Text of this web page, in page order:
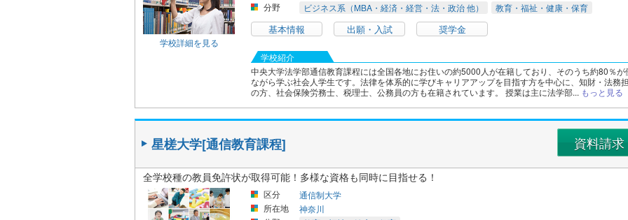
学校詳細を見る
分野
ビジネス系（MBA・経済・経営・法・政治 他） 教育・福祉・健康・保育
基本情報 出願・入試 奨学金
学校紹介
中央大学法学部通信教育課程には全国各地にお住いの約5000人が在籍しており、そのうち約80％が
ながら学ぶ社会人学生です。法律を体系的に学びキャリアアップを目指す方を中心に、知財・法務
の方、社会保険労務士、税理士、公務員の方も在籍されています。 授業は主に法学部... もっと見る
星槎大学[通信教育課程] 資料請求
全学校種の教員免許状が取得可能！多様な資格も同時に目指せる！
区分
通信制大学
所在地
神奈川